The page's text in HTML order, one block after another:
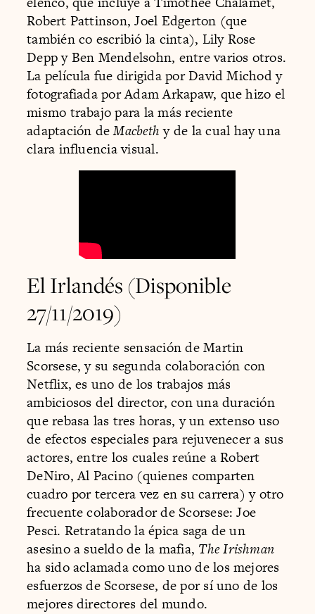
Robert Pattinson, Joel Edgerton (que
también co escribió la cinta), Lily Rose
Depp y Ben Mendelsohn, entre varios otros.
La película fue dirigida por David Michod y
fotografiada por Adam Arkapaw, que hizo el
mismo trabajo para la más reciente
adaptación deMacbethy de la cual hay una
clara influencia visual.
El Irlandés (Disponible
27/11/2019)
La más reciente sensación de Martin
Scorsese, y su segunda colaboración con
Netflix, es uno de los trabajos más
ambiciosos del director, con una duración
que rebasa las tres horas, y un extenso uso
de efectos especiales para rejuvenecer a sus
actores, entre los cuales reúne a Robert
DeNiro, Al Pacino (quienes comparten
cuadro por tercera vez en su carrera) y otro
frecuente colaborador de Scorsese: Joe
Pesci. Retratando la épica saga de un
asesino a sueldo de la mafia, The Irishman
ha sido aclamada como uno de los mejores
esfuerzos de Scorsese, de por sí uno de los
mejores directores del mundo.